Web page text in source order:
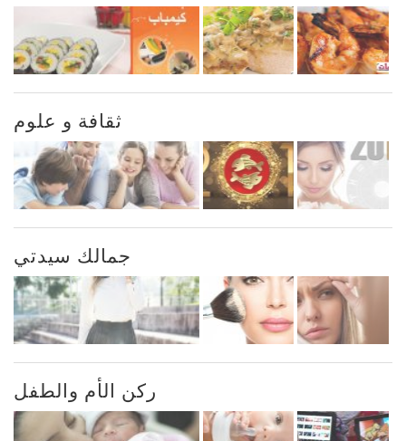
ثقافة و علوم
جمالك سيدتي
ركن الأم والطفل